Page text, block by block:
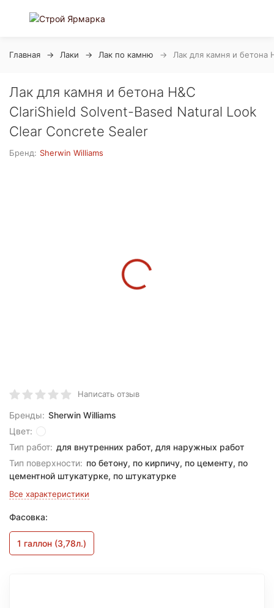
Главная Лаки Лак по камню Лак для камня и бетона
Лак для камня и бетона H&C
ClariShield Solvent-Based Natural Look
Clear Concrete Sealer
Бренд: Sherwin Williams
Написать отзыв
Бренды: Sherwin Williams
Цвет:
Тип работ: для внутренних работ, для наружных работ
Тип поверхности: по бетону, по кирпичу, по цементу, по
цементной штукатурке, по штукатурке
Все характеристики
Фасовка:
1 галлон (3,78л.)